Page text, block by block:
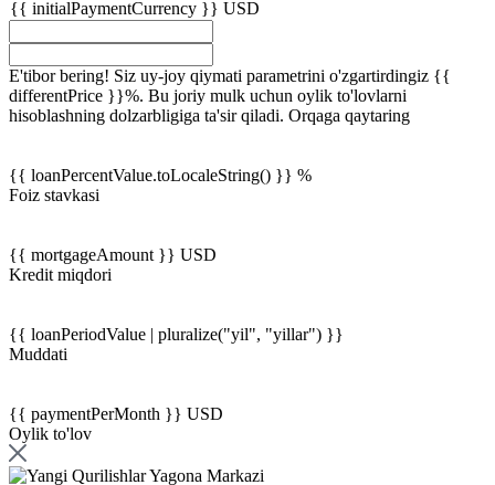
{{ initialPaymentCurrency }} USD
E'tibor bering! Siz uy-joy qiymati parametrini o'zgartirdingiz {{
differentPrice }}%. Bu joriy mulk uchun oylik to'lovlarni
hisoblashning dolzarbligiga ta'sir qiladi. Orqaga qaytaring
{{ loanPercentValue.toLocaleString() }} %
Foiz stavkasi
{{ mortgageAmount }} USD
Kredit miqdori
{{ loanPeriodValue | pluralize("yil", "yillar") }}
Muddati
{{ paymentPerMonth }} USD
Oylik to'lov